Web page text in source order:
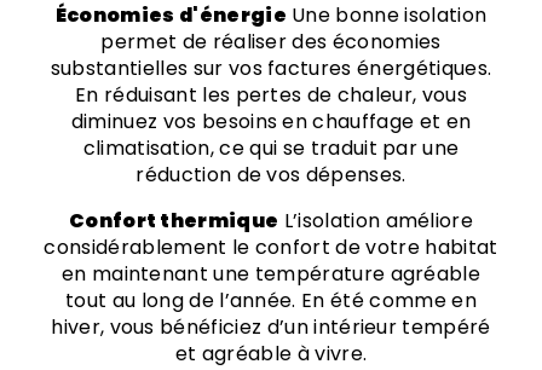
Économies d'énergie Une bonne isolation
permet de réaliser des économies
substantielles sur vos factures énergétiques.
En réduisant les pertes de chaleur, vous
diminuez vos besoins en chauffage et en
climatisation, ce qui se traduit par une
réduction de vos dépenses.
Confort thermique L’isolation améliore
considérablement le confort de votre habitat
en maintenant une température agréable
tout au long de l’année. En été comme en
hiver, vous bénéficiez d’un intérieur tempéré
et agréable à vivre.